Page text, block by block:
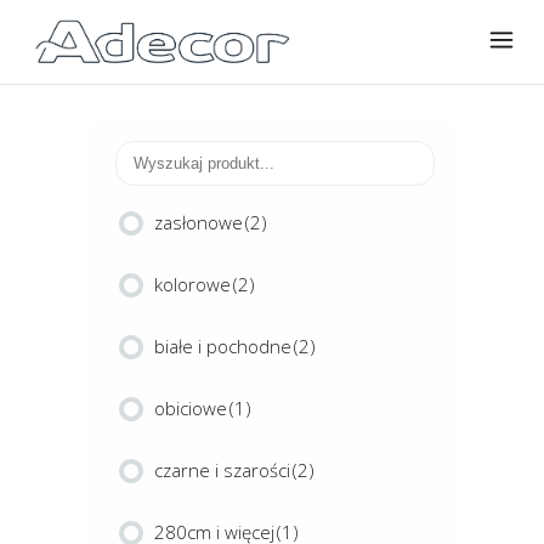
zasłonowe(2)
kolorowe(2)
białe i pochodne(2)
obiciowe(1)
czarne i szarości(2)
280cm i więcej(1)